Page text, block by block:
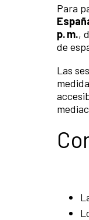
Para
p. m.,
de
Las